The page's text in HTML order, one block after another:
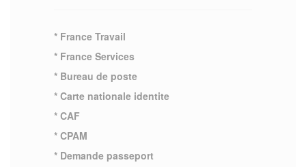
* France Travail
* France Services
* Bureau de poste
* Carte nationale identite
* CAF
* CPAM
* Demande passeport